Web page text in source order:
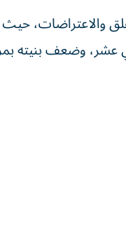
عشر، وضعف بنيته